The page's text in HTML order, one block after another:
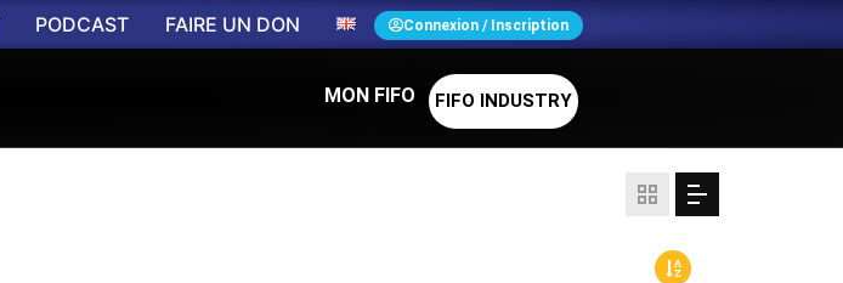
PODCAST FAIRE UN DON Connexion / Inscription
MON FIFO FIFO INDUSTRY